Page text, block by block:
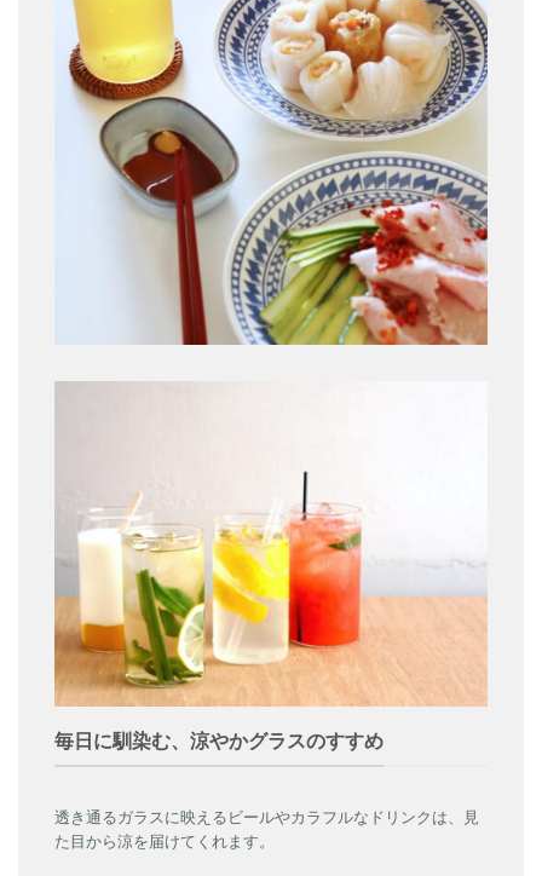
毎日に馴染む、涼やかグラスのすすめ
透き通るガラスに映えるビールやカラフルなドリンクは、見
た目から涼を届けてくれます。